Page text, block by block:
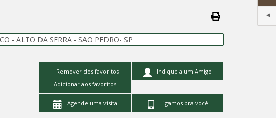
- ALTO DA SERRA - SÃO PEDRO- SP
Remover dos favoritos
Adicionar aos favoritos
Indique a um Amigo
Agende uma visita Ligamos pra você